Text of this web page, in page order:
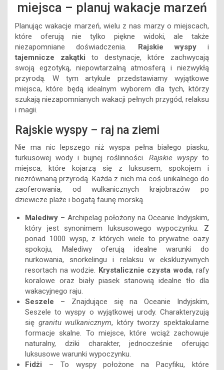
miejsca – planuj wakacje marzeń
Planując wakacje marzeń, wielu z nas marzy o miejscach,
które oferują nie tylko piękne widoki, ale także
niezapomniane doświadczenia.
Rajskie wyspyi
tajemnicze zakątki to destynacje, które zachwycają
swoją egzotyką, niepowtarzalną atmosferą i niezwykłą
przyrodą. W tym artykule przedstawiamy wyjątkowe
miejsca, które będą idealnym wyborem dla tych, którzy
szukają niezapomnianych wakacji pełnych przygód, relaksu
i magii.
Rajskie wyspy – raj na ziemi
Nie ma nic lepszego niż wyspa pełna białego piasku,
turkusowej wody i bujnej roślinności. Rajskie wyspy to
miejsca, które kojarzą się z luksusem, spokojem i
niezrównaną przyrodą. Każda z nich ma coś unikalnego do
zaoferowania, od wulkanicznych krajobrazów po
dziewicze plaże i bogatą faunę morską.
Malediwy – Archipelag położony na Oceanie Indyjskim,
który jest synonimem luksusowego wypoczynku. Z
ponad 1000 wysp, z których wiele to prywatne oazy
spokoju, Malediwy oferują idealne warunki do
nurkowania, snorkelingu i relaksu w ekskluzywnych
resortach na wodzie. Krystalicznie czysta woda, rafy
koralowe oraz biały piasek stanowią idealne tło dla
wakacyjnego raju.
Seszele – Znajdujące się na Oceanie Indyjskim,
Seszele to wyspy o wyjątkowej urody. Charakteryzują
się granitu wulkanicznym, który tworzy spektakularne
formacje skalne. To miejsce, które wciąż zachowuje
naturalny, dziki charakter, jednocześnie oferując
luksusowe warunki wypoczynku.
Fidżi – To wyspy położone na Pacyfiku, które